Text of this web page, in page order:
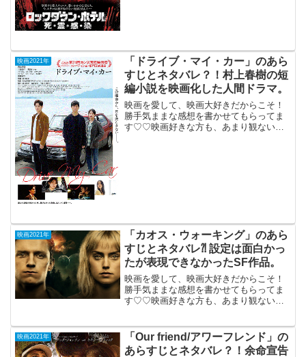
映画2021年
「ドライブ・マイ・カー」のあら
すじとネタバレ？！村上春樹の短
編小説を映画化した人間ドラマ。
映画を愛して、映画大好きだからこそ！
勝手気ままな感想を書かせてもらってま
す♡♡映画好きな方も、あまり観ない方
映画2021年
「カオス・ウォーキング」のあら
すじとネタバレ⁈ 設定は面白かっ
たが表現できなかったSF作品。
映画を愛して、映画大好きだからこそ！
勝手気ままな感想を書かせてもらってま
す♡♡映画好きな方も、あまり観ない方
設定は面白かったが表現できなかったSF
作品...
映画2021年
「Our friend/アワーフレンド」の
あらすじとネタバレ？！余命宣告